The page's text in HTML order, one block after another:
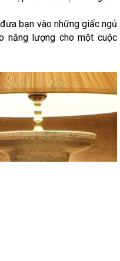
bạn vào những giấc ngủ
năng lượng cho một cuộc